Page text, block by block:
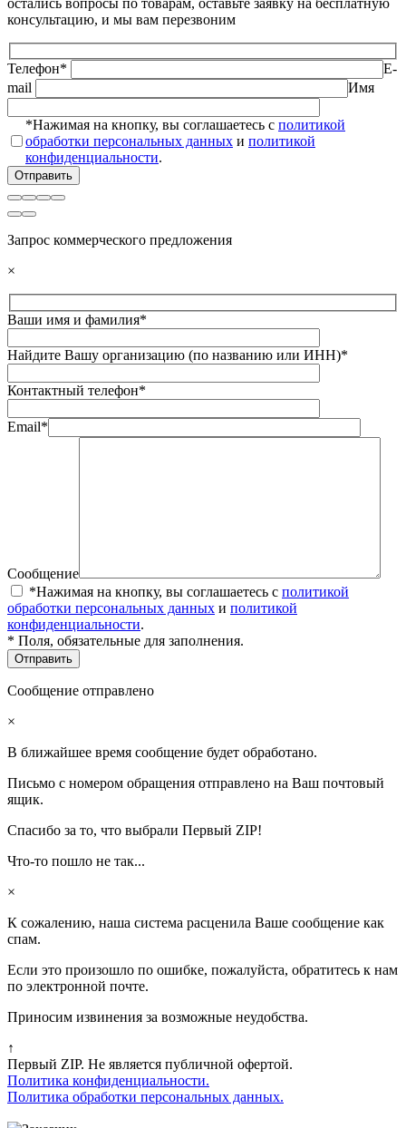
консультацию, и мы вам перезвоним
Телефон*
E-
mail
Имя
*Нажимая на кнопку, вы соглашаетесь с политикой
обработки персональных данных и политикой
конфиденциальности.
Запрос коммерческого предложения
×
Ваши имя и фамилия*
Найдите Вашу организацию (по названию или ИНН)*
Контактный телефон*
Email*
Сообщение
*Нажимая на кнопку, вы соглашаетесь с политикой
обработки персональных данных и политикой
конфиденциальности.
* Поля, обязательные для заполнения.
Сообщение отправлено
×
В ближайшее время сообщение будет обработано.
Письмо с номером обращения отправлено на Ваш почтовый
ящик.
Спасибо за то, что выбрали Первый ZIP!
Что-то пошло не так...
×
К сожалению, наша система расценила Ваше сообщение как
спам.
Если это произошло по ошибке, пожалуйста, обратитесь к нам
по электронной почте.
Приносим извинения за возможные неудобства.
↑
Первый ZIP. Не является публичной офертой.
Политика конфиденциальности.
Политика обработки персональных данных.